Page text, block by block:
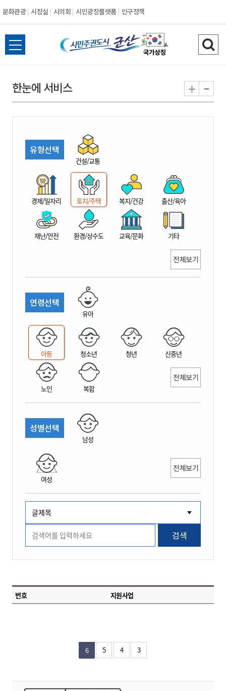
문화관광 시장실 시의회 시민광장플랫폼 인구정책
시
민
권
시
산
전
체
뉴
열
검
색
기
한눈에 서비스 + -
유형선택
건설/교통
경제/일자리 토지/주택 복지/건강 출산/육아
재난/안전 환경/상수도 교육/문화 기타
전체보기
연령선택
유아
아동 청소년 청년 신중년
노인 복합
전체보기
성별선택
남성
여성
전체보기
검색
번호 지원사업
6 5 4 3